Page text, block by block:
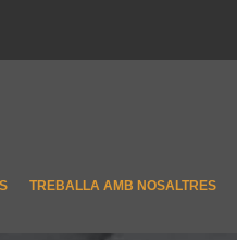
TREBALLA AMB NOSALTRES